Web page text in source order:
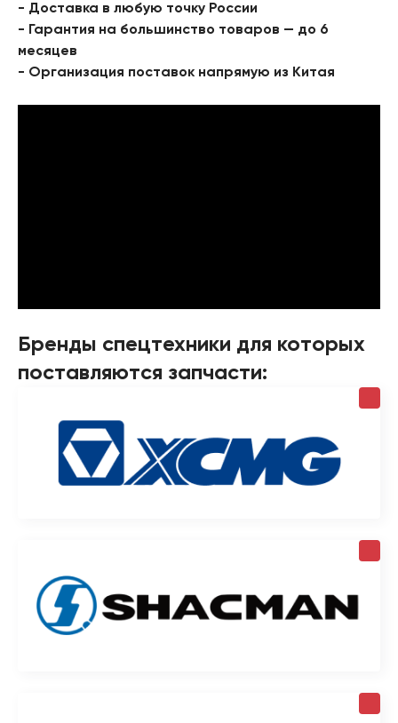
- Доставка в любую точку России
- Гарантия на большинство товаров — до 6
месяцев
- Организация поставок напрямую из Китая
Бренды спецтехники для которых
поставляются запчасти: